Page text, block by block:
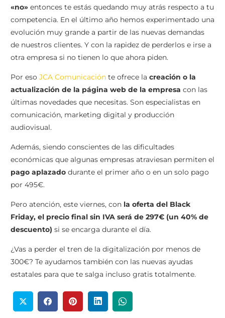
«no» entonces te estás quedando muy atrás respecto a tu
competencia. En el último año hemos experimentado una
evolución muy grande a partir de las nuevas demandas
de nuestros clientes. Y con la rapidez de perderlos e irse a
otra empresa si no tienen lo que ahora piden.
Por eso JCA Comunicación te ofrece la creación o la
actualización de la página web de la empresa con las
últimas novedades que necesitas. Son especialistas en
comunicación, marketing digital y producción
audiovisual.
Además, siendo conscientes de las dificultades
económicas que algunas empresas atraviesan permiten el
pago aplazado durante el primer año o en un solo pago
por 495€.
Pero atención, este viernes, con la oferta del Black
Friday, el precio final sin IVA será de 297€ (un 40% de
descuento) si se encarga durante el día.
¿Vas a perder el tren de la digitalización por menos de
300€? Te ayudamos también con las nuevas ayudas
estatales para que te salga incluso gratis totalmente.